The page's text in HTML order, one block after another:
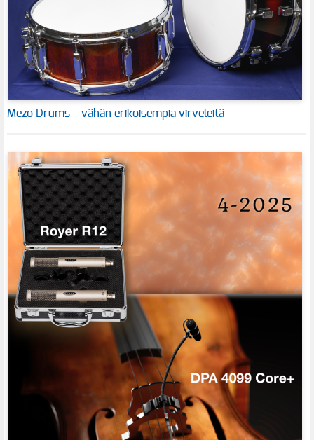
Mezo Drums – vähän erikoisempia virveleitä